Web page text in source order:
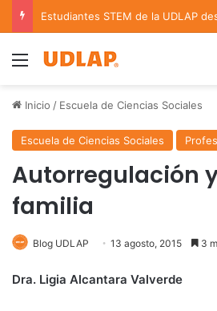
Menu
Inicio / Escuela de Ciencias Sociales
Escuela de Ciencias Sociales
Autorregulación
familia
Blog UDLAP 13 agosto, 2015 3
Dra. Ligia Alcantara Valverde